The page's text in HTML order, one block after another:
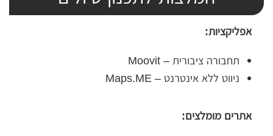
אפליקציות:
תחבורה ציבורית – Moovit
ניווט ללא אינטרנט – Maps.ME
אתרים מומלצים: